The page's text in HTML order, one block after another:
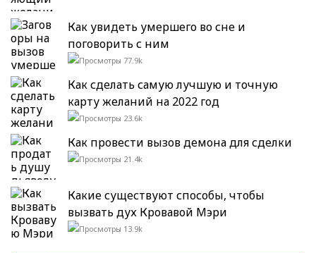
Как увидеть умершего во сне и
поговорить с ним
77.9k
Как сделать самую лучшую и точную
карту желаний на 2022 год
23.6k
Как провести вызов демона для сделки
21.4k
Какие существуют способы, чтобы
вызвать дух Кровавой Мэри
13.9k